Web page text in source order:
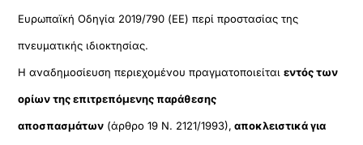
Ευρωπαϊκή Οδηγία 2019/790 (ΕΕ) περί προστασίας της
πνευματικής ιδιοκτησίας.
Η αναδημοσίευση περιεχομένου πραγματοποιείταιεντός των
ορίων της επιτρεπόμενης παράθεσης
αποσπασμάτων (άρθρο 19 Ν. 2121/1993), αποκλειστικά για